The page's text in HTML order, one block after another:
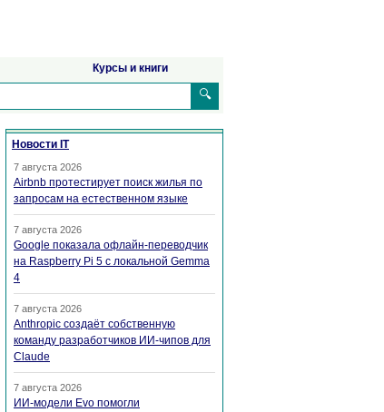
Курсы и книги
🔍
Новости IT
7 августа 2026
Airbnb протестирует поиск жилья по
запросам на естественном языке
7 августа 2026
Google показала офлайн-переводчик
на Raspberry Pi 5 с локальной Gemma
4
7 августа 2026
Anthropic создаёт собственную
команду разработчиков ИИ-чипов для
Claude
7 августа 2026
ИИ-модели Evo помогли